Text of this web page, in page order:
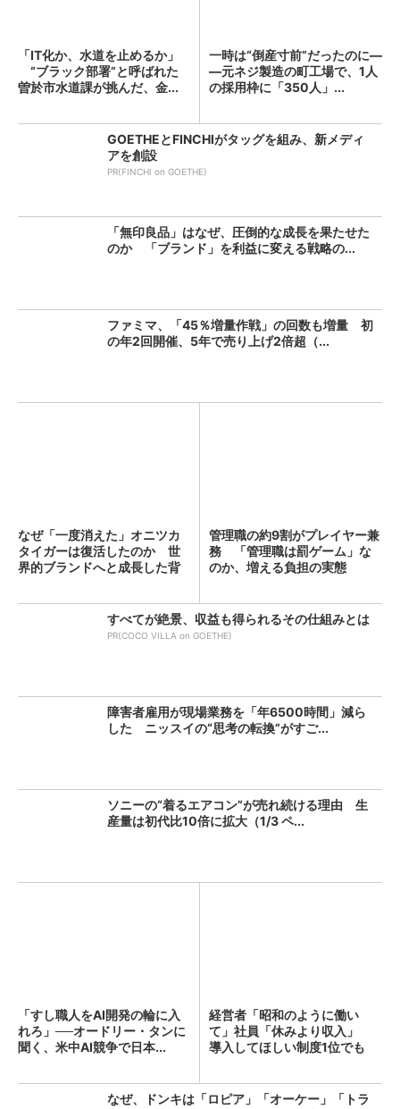
「IT化か、水道を止めるか」
“ブラック部署”と呼ばれた
曽於市水道課が挑んだ、金...
一時は“倒産寸前”だったのに―
―元ネジ製造の町工場で、1人
の採用枠に「350人」...
GOETHEとFINCHIがタッグを組み、新メディ
アを創設
PR(FINCHI on GOETHE)
「無印良品」はなぜ、圧倒的な成長を果たせた
のか 「ブランド」を利益に変える戦略の...
ファミマ、「45％増量作戦」の回数も増量 初
の年2回開催、5年で売り上げ2倍超（...
なぜ「一度消えた」オニツカ
タイガーは復活したのか 世
界的ブランドへと成長した背
管理職の約9割がプレイヤー兼
務 「管理職は罰ゲーム」な
のか、増える負担の実態
すべてが絶景、収益も得られるその仕組みとは
PR(COCO VILLA on GOETHE)
障害者雇用が現場業務を「年6500時間」減ら
した ニッスイの“思考の転換”がすご...
ソニーの“着るエアコン”が売れ続ける理由 生
産量は初代比10倍に拡大（1/3 ペ...
「すし職人をAI開発の輪に入
れろ」──オードリー・タンに
聞く、米中AI競争で日本...
経営者「昭和のように働い
て」社員「休みより収入」
導入してほしい制度1位でも
なぜ、ドンキは「ロピア」「オーケー」「トラ